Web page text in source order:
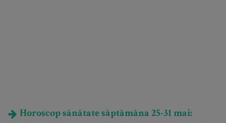
Horoscop sănătate săptămâna 25-31 mai: